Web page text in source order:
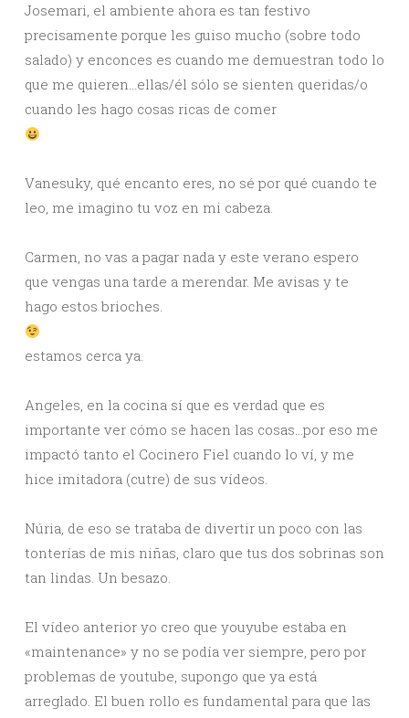
Josemari, el ambiente ahora es tan festivo
precisamente porque les guiso mucho (sobre todo
salado) y enconces es cuando me demuestran todo lo
que me quieren…ellas/él sólo se sienten queridas/o
cuando les hago cosas ricas de comer
Vanesuky, qué encanto eres, no sé por qué cuando te
leo, me imagino tu voz en mi cabeza.
Carmen, no vas a pagar nada y este verano espero
que vengas una tarde a merendar. Me avisas y te
hago estos brioches.
estamos cerca ya.
Angeles, en la cocina sí que es verdad que es
importante ver cómo se hacen las cosas…por eso me
impactó tanto el Cocinero Fiel cuando lo ví, y me
hice imitadora (cutre) de sus vídeos.
Núria, de eso se trataba de divertir un poco con las
tonterías de mis niñas, claro que tus dos sobrinas son
tan lindas. Un besazo.
El vídeo anterior yo creo que youyube estaba en
«maintenance» y no se podía ver siempre, pero por
problemas de youtube, supongo que ya está
arreglado. El buen rollo es fundamental para que las